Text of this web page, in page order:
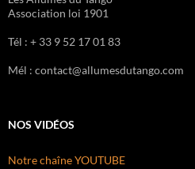
Association loi 1901
Tél : + 33 9 52 17 01 83
Mél : contact@allumesdutango.com
NOS VIDÉOS
Notre chaîne YOUTUBE